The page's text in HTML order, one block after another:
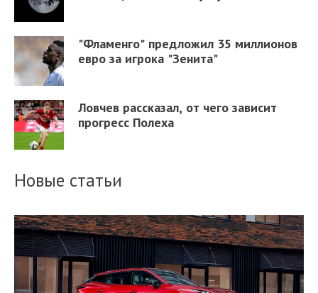
"Фламенго" предложил 35 миллионов
евро за игрока "Зенита"
Ловчев рассказал, от чего зависит
прогресс Полеха
Новые статьи